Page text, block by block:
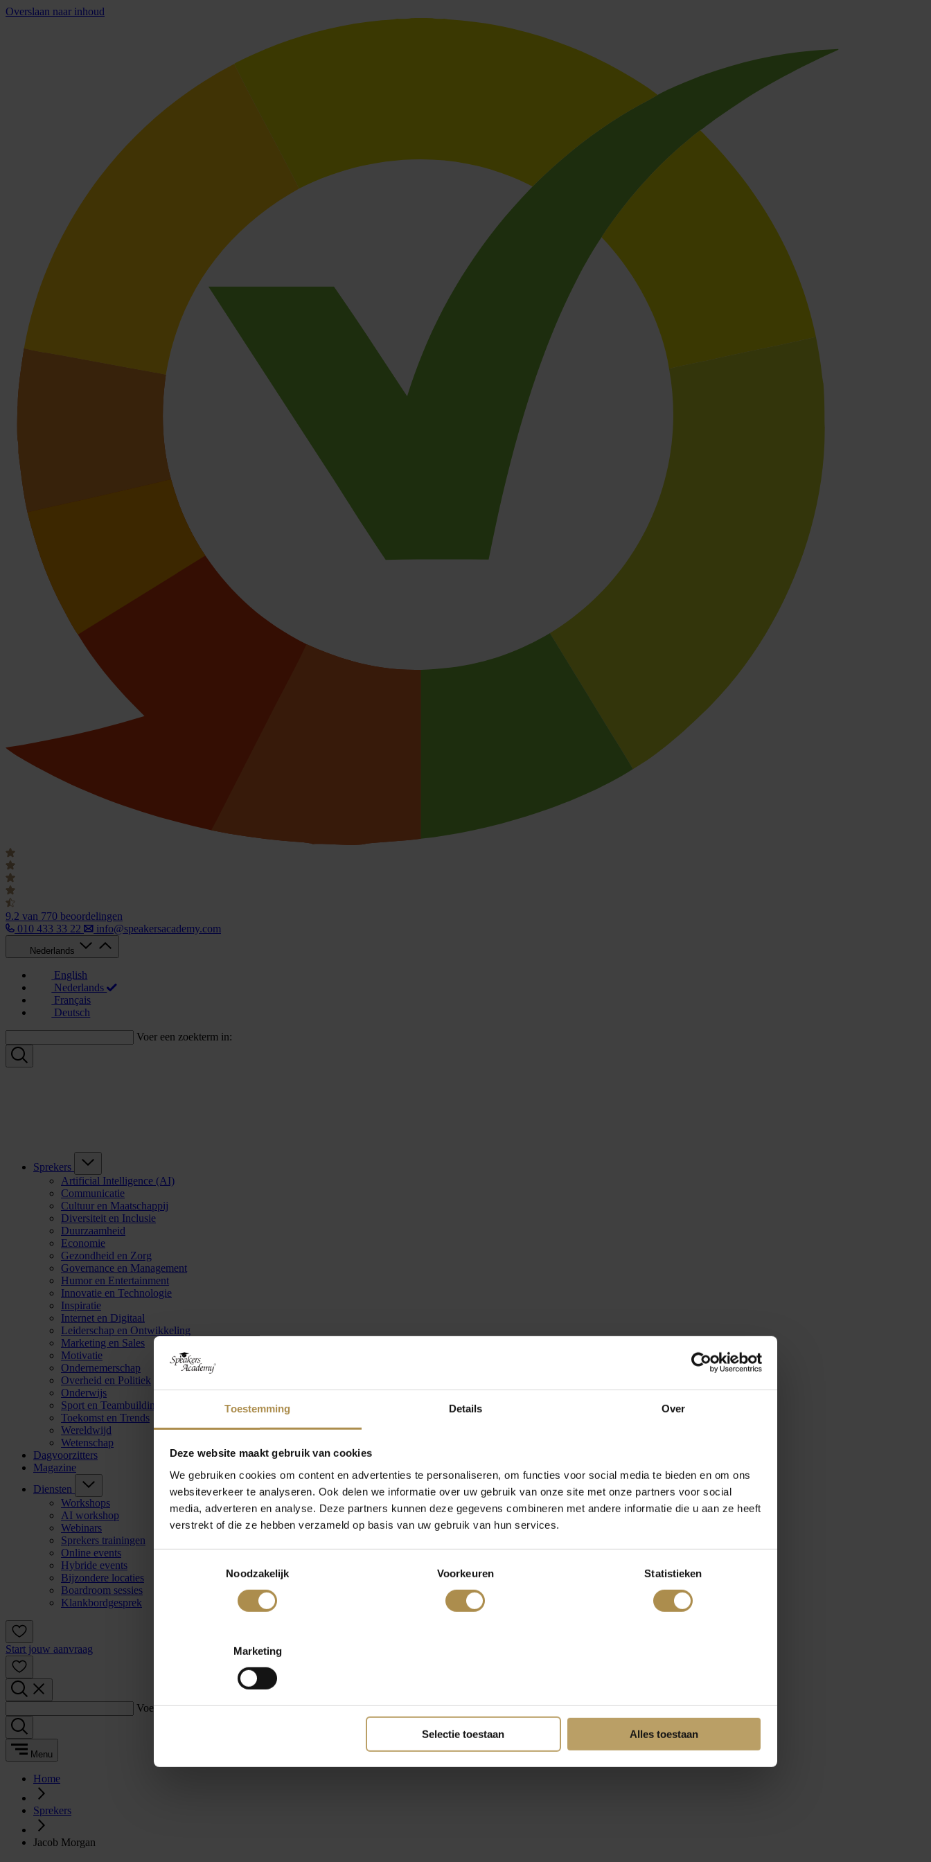
Toestemming Details Over
Deze website maakt gebruik van cookies
We gebruiken cookies om content en advertenties te personaliseren, om functies voor social media te bieden en om ons
websiteverkeer te analyseren. Ook delen we informatie over uw gebruik van onze site met onze partners voor social
media, adverteren en analyse. Deze partners kunnen deze gegevens combineren met andere informatie die u aan ze heeft
verstrekt of die ze hebben verzameld op basis van uw gebruik van hun services.
Noodzakelijk
Voorkeuren Statistieken
Marketing
Selectie toestaan Alles toestaan
Overslaan naar inhoud
9.2 van 770 beoordelingen
010 433 33 22
info@speakersacademy.com
Nederlands
English
Nederlands
Français
Deutsch
Voer een zoekterm in:
Sprekers
Artificial Intelligence (AI)
Communicatie
Cultuur en Maatschappij
Diversiteit en Inclusie
Duurzaamheid
Economie
Gezondheid en Zorg
Governance en Management
Humor en Entertainment
Innovatie en Technologie
Inspiratie
Internet en Digitaal
Leiderschap en Ontwikkeling
Marketing en Sales
Motivatie
Ondernemerschap
Overheid en Politiek
Onderwijs
Sport en Teambuilding
Toekomst en Trends
Wereldwijd
Wetenschap
Dagvoorzitters
Magazine
Diensten
Workshops
AI workshop
Webinars
Sprekers trainingen
Online events
Hybride events
Bijzondere locaties
Boardroom sessies
Klankbordgesprek
Start jouw aanvraag
Voer een zoekterm in:
Menu
Home
Sprekers
Jacob Morgan